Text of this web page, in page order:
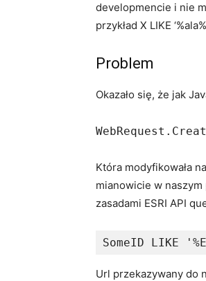
developmencie i nie
przykład X LIKE
Problem
Okazało się, że jak
Która modyfikowała
mianowicie w
zasadami ESRI API
SomeID LIKE
Url przekazywany do